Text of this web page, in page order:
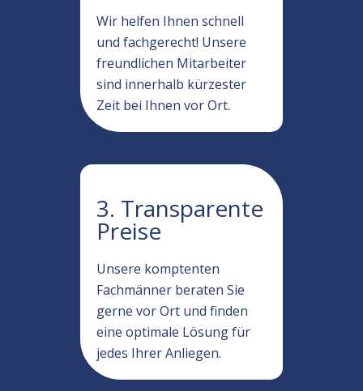
Wir helfen Ihnen schnell
und fachgerecht! Unsere
freundlichen Mitarbeiter
sind innerhalb kürzester
Zeit bei Ihnen vor Ort.
3. Transparente
Preise
Unsere komptenten
Fachmänner beraten Sie
gerne vor Ort und finden
eine optimale Lösung für
jedes Ihrer Anliegen.